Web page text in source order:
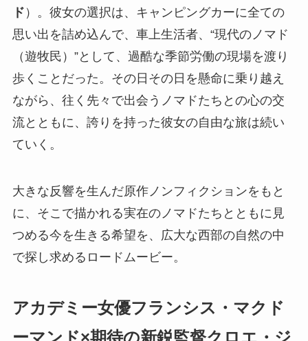
ド ）。彼女の選択は、キャンピングカーに全ての
思い出を詰め込んで、車上生活者、“現代のノマド
（遊牧民）”として、過酷な季節労働の現場を渡り
歩くことだった。その日その日を懸命に乗り越え
ながら、往く先々で出会うノマドたちとの心の交
流とともに、誇りを持った彼女の自由な旅は続い
ていく。
大きな反響を生んだ原作ノンフィクションをもと
に、そこで描かれる実在のノマドたちとともに見
つめる今を生きる希望を、広大な西部の自然の中
で探し求めるロードムービー。
アカデミー女優フランシス・マクド
ーマンド×期待の新鋭監督クロエ・ジ